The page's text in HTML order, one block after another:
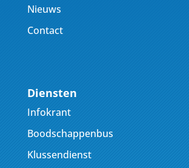
Nieuws
Contact
Diensten
Infokrant
Boodschappenbus
Klussendienst